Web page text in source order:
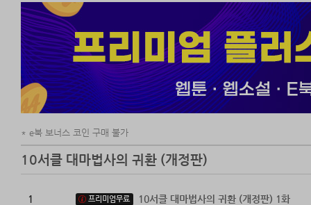
e북 보너스 코인 구매 불가
10서클 대마법사의 귀환 (개정판)
1 프리미엄무료 10서클 대마법사의 귀환 (개정판) 1화